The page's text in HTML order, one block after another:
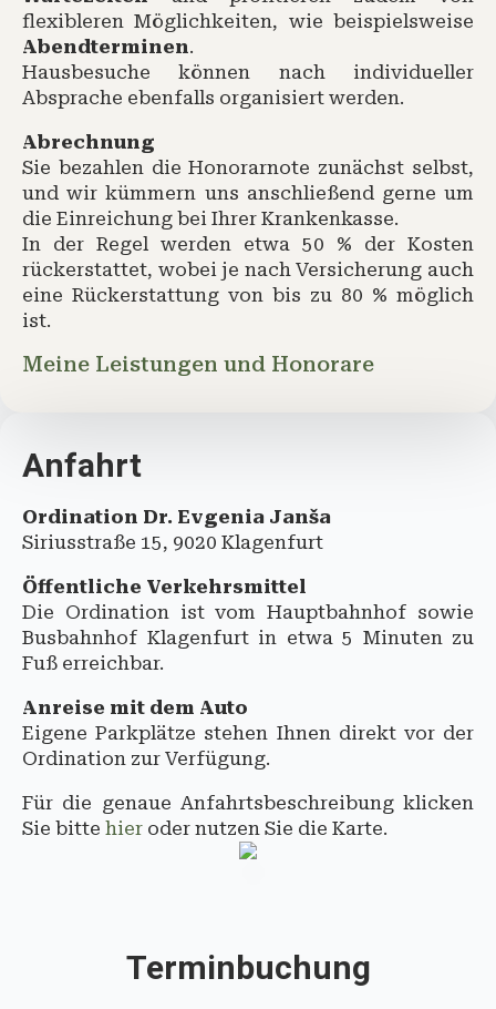
flexibleren Möglichkeiten, wie beispielsweise
Abendterminen.
Hausbesuche können nach individueller
Absprache ebenfalls organisiert werden.
Abrechnung
Sie bezahlen die Honorarnote zunächst selbst,
und wir kümmern uns anschließend gerne um
die Einreichung bei Ihrer Krankenkasse.
In der Regel werden etwa 50 % der Kosten
rückerstattet, wobei je nach Versicherung auch
eine Rückerstattung von bis zu 80 % möglich
ist.
Meine Leistungen und Honorare
Anfahrt
Ordination Dr. Evgenia Janša
Siriusstraße 15, 9020 Klagenfurt
Öffentliche Verkehrsmittel
Die Ordination ist vom Hauptbahnhof sowie
Busbahnhof Klagenfurt in etwa 5 Minuten zu
Fuß erreichbar.
Anreise mit dem Auto
Eigene Parkplätze stehen Ihnen direkt vor der
Ordination zur Verfügung.
Für die genaue Anfahrtsbeschreibung klicken
Sie bitte hier oder nutzen Sie die Karte.
Terminbuchung